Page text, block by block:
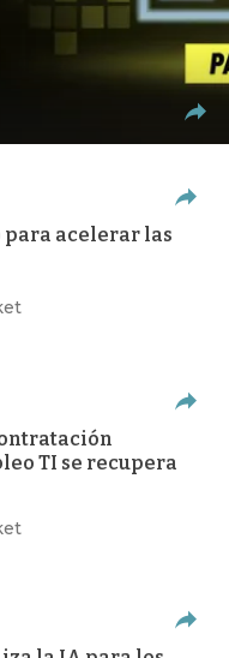
acelerar las
TI se recupera